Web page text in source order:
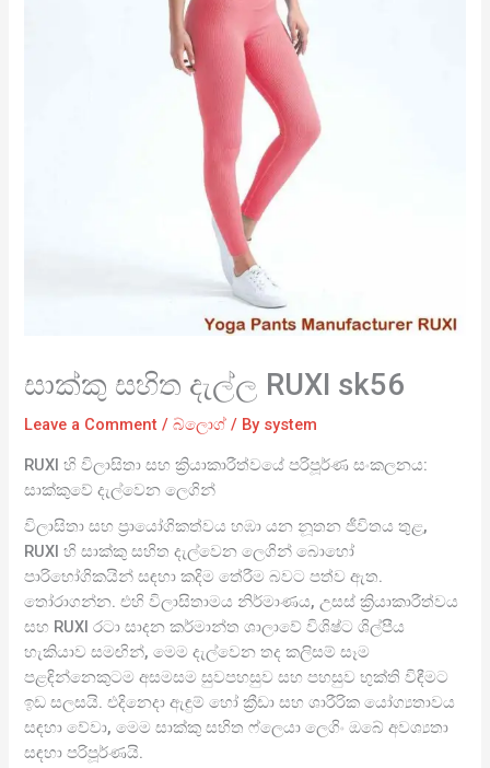
සාක්කු සහිත දැල්ල RUXI sk56
Leave a Comment /බ්ලොග් / By system
RUXI හි විලාසිතා සහ ක්‍රියාකාරීත්වයේ පරිපූර්ණ සංකලනය:
සාක්කුවේ දැල්වෙන ලෙගින්
විලාසිතා සහ ප්‍රායෝගිකත්වය හඹා යන නූතන ජීවිතය තුළ,
RUXI හි සාක්කු සහිත දැල්වෙන ලෙගින් බොහෝ
පාරිභෝගිකයින් සඳහා කදිම තේරීම බවට පත්ව ඇත.
තෝරාගන්න. එහි විලාසිතාමය නිර්මාණය, උසස් ක්‍රියාකාරීත්වය
සහ RUXI රටා සාදන කර්මාන්ත ශාලාවේ විශිෂ්ට ශිල්පීය
හැකියාව සමඟින්, මෙම දැල්වෙන තද කලිසම් සෑම
පළඳින්නෙකුටම අසමසම සුවපහසුව සහ පහසුව භුක්ති විඳීමට
ඉඩ සලසයි. එදිනෙදා ඇඳුම් හෝ ක්‍රීඩා සහ ශාරීරික යෝග්‍යතාවය
සඳහා වේවා, මෙම සාක්කු සහිත ෆ්ලෙයා ලෙගිං ඔබේ අවශ්‍යතා
සඳහා පරිපූර්ණයි.